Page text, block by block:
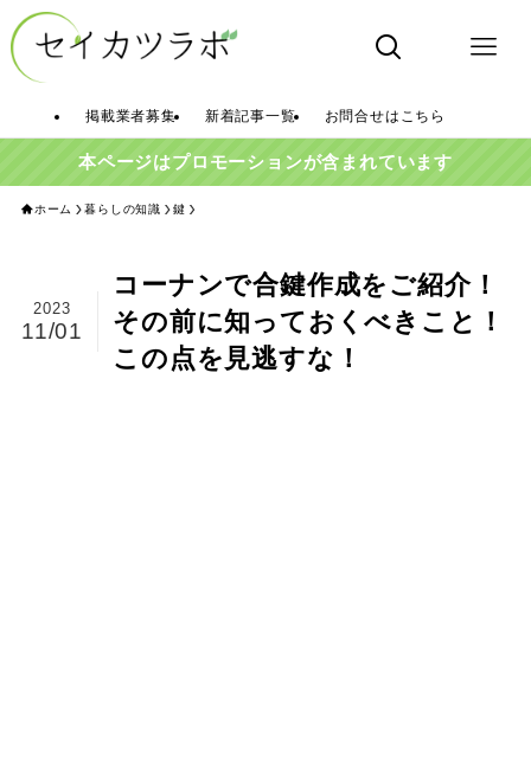
掲載業者募集 新着記事一覧 お問合せはこちら
本ページはプロモーションが含まれています
ホーム 暮らしの知識 鍵
コーナンで合鍵作成をご紹介！
その前に知っておくべきこと！
この点を見逃すな！
2023
11/01